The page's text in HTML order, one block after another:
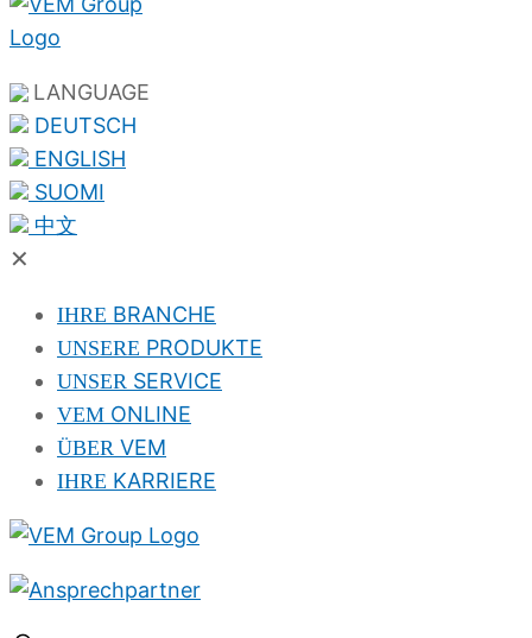
LANGUAGE
DEUTSCH
ENGLISH
SUOMI
中文
✕
IHRE BRANCHE
UNSERE PRODUKTE
UNSER SERVICE
VEM ONLINE
ÜBER VEM
IHRE KARRIERE